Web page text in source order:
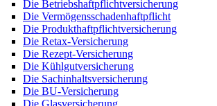
Die Betriebshaftpflichtversicherung
Die Vermögensschadenhaftpflicht
Die Produkthaftpflichtversicherung
Die Retax-Versicherung
Die Rezept-Versicherung
Die Kühlgutversicherung
Die Sachinhaltsversicherung
Die BU-Versicherung
Die Glasversicherung